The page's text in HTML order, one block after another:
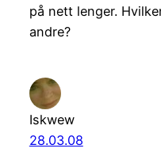
på nett lenger.
andre?
Iskwew
28.03.08